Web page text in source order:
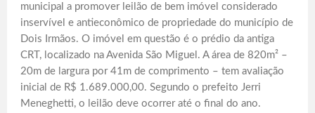
municipal a promover leilão de bem imóvel considerado
inservível e antieconômico de propriedade do município de
Dois Irmãos. O imóvel em questão é o prédio da antiga
CRT, localizado na Avenida São Miguel. A área de 820m² –
20m de largura por 41m de comprimento – tem avaliação
inicial de R$ 1.689.000,00. Segundo o prefeito Jerri
Meneghetti, o leilão deve ocorrer até o final do ano.